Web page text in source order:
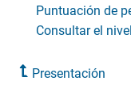
Puntuación de
Consultar el
Presentación